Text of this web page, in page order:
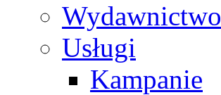
Wydawnictwo
Usługi
Kampanie